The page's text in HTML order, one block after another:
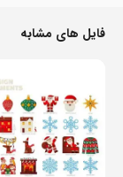
فایل های مشابه